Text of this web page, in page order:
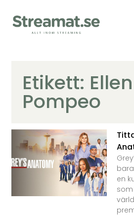
Etikett: Ellen
Pompeo
en